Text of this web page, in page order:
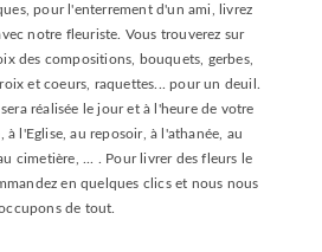
pour l'enterrement d'un ami, livrez
notre fleuriste. Vous trouverez sur
des compositions, bouquets, gerbes,
et coeurs, raquettes... pour un deuil.
réalisée le jour et à l'heure de votre
l'Eglise, au reposoir, à l'athanée, au
cimetière, ... . Pour livrer des fleurs le
en quelques clics et nous nous
de tout.